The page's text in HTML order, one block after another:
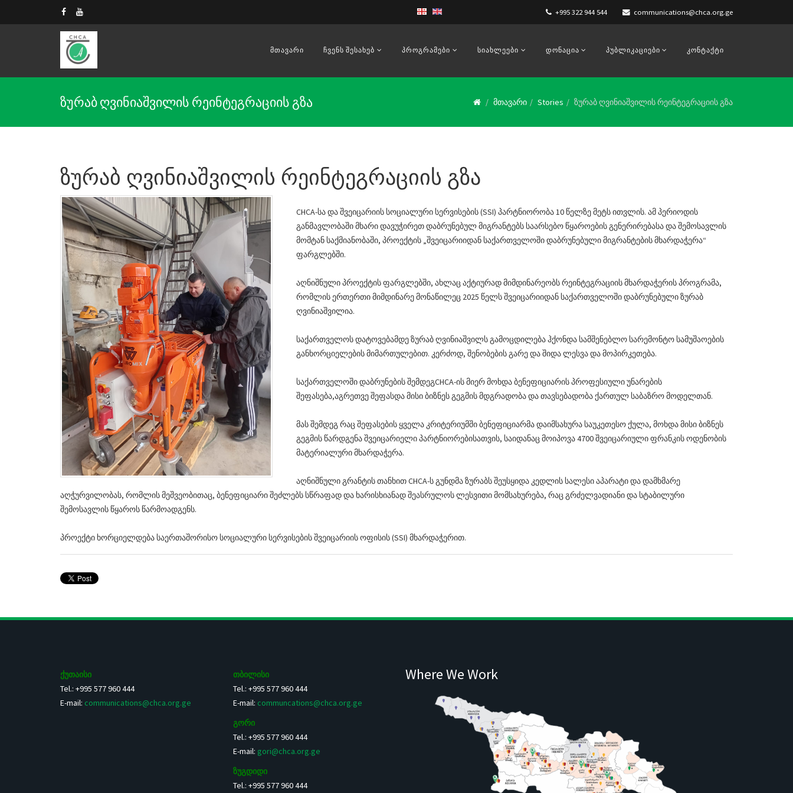
+995 322 944 544 communications@chca.org.ge
ᲛᲗᲐᲕᲐᲠᲘ ᲩᲕᲔᲜᲡ ᲨᲔᲡᲐᲮᲔᲑ ᲞᲠᲝᲒᲠᲐᲛᲔᲑᲘ ᲡᲘᲐᲮᲚᲔᲔᲑᲘ ᲓᲝᲜᲐᲪᲘᲐ ᲞᲣᲑᲚᲘᲙᲐᲪᲘᲔᲑᲘ ᲙᲝᲜᲢᲐᲥᲢᲘ
ზურაბ ღვინიაშვილის რეინტეგრაციის გზა მთავარი Stories ზურაბ ღვინიაშვილის რეინტეგრაციის გზა
ზურაბ ღვინიაშვილის რეინტეგრაციის გზა
CHCA-სა და შვეიცარიის სოციალური სერვისების (SSI) პარტნიორობა 10 წელზე მეტს ითვლის. ამ პერიოდის
განმავლობაში მხარი დავუჭირეთ დაბრუნებულ მიგრანტებს საარსებო წყაროების გენერირებასა და შემოსავლის
მომტან საქმიანობაში, პროექტის „შვეიცარიიდან საქართველოში დაბრუნებული მიგრანტების მხარდაჭერა“
ფარგლებში.
აღნიშნული პროექტის ფარგლებში, ახლაც აქტიურად მიმდინარეობს რეინტეგრაციის მხარდაჭერის პროგრამა,
რომლის ერთერთი მიმდინარე მონაწილეც 2025 წელს შვეიცარიიდან საქართველოში დაბრუნებული ზურაბ
ღვინიაშვილია.
საქართველოს დატოვებამდე ზურაბ ღვინიაშვილს გამოცდილება ჰქონდა სამშენებლო სარემონტო სამუშაოების
განხორციელების მიმართულებით. კერძოდ, შენობების გარე და შიდა ლესვა და მოპირკეთება.
საქართველოში დაბრუნების შემდეგCHCA-ის მიერ მოხდა ბენეფიციარის პროფესიული უნარების
შეფასება,აგრეთვე შეფასდა მისი ბიზნეს გეგმის მდგრადობა და თავსებადობა ქართულ საბაზრო მოდელთან.
მას შემდეგ რაც შეფასების ყველა კრიტერიუმში ბენეფიციარმა დაიმსახურა საუკეთესო ქულა, მოხდა მისი ბიზნეს
გეგმის წარდგენა შვეიცარიელი პარტნიორებისათვის, საიდანაც მოიპოვა 4700 შვეიცარიული ფრანკის ოდენობის
მატერიალური მხარდაჭერა.
აღნიშნული გრანტის თანხით CHCA-ს გუნდმა ზურაბს შეუსყიდა კედლის სალესი აპარატი და დამხმარე
აღჭურვილობას, რომლის მეშვეობითაც, ბენეფიციარი შეძლებს სწრაფად და ხარისხიანად შეასრულოს ლესვითი მომსახურება, რაც გრძელვადიანი და სტაბილური
შემოსავლის წყაროს წარმოადგენს.
პროექტი ხორციელდება საერთაშორისო სოციალური სერვისების შვეიცარიის ოფისის (SSI) მხარდაჭერით.
ქუთაისი
Tel.: +995 577 960 444
E-mail: communications@chca.org.ge
თბილისი
Tel.: +995 577 960 444
E-mail: communcations@chca.org.ge
გორი
Tel.: +995 577 960 444
E-mail: gori@chca.org.ge
ზუგდიდი
Tel.: +995 577 960 444
Where We Work